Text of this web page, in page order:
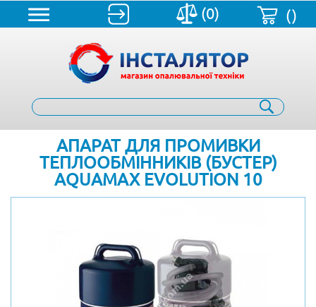
(0) ()
АПАРАТ ДЛЯ ПРОМИВКИ
ТЕПЛООБМІННИКІВ (БУСТЕР)
AQUAMAX EVOLUTION 10